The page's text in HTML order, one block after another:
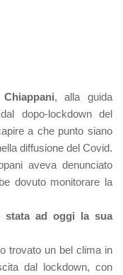
, alla guida
dopo-lockdown del
a che punto siano
diffusione del Covid.
aveva denunciato
dovuto monitorare la
stata ad oggi la sua
trovato un bel clima in
dal lockdown, con